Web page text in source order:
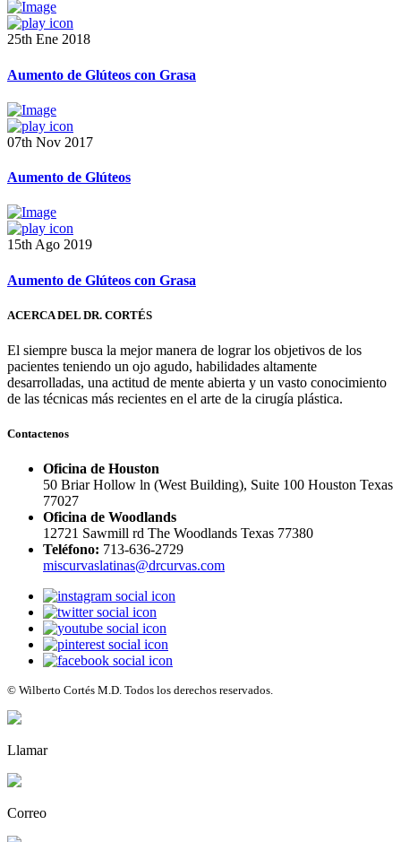
25th Ene 2018
Aumento de Glúteos con Grasa
07th Nov 2017
Aumento de Glúteos
15th Ago 2019
Aumento de Glúteos con Grasa
ACERCA DEL DR. CORTÉS
El siempre busca la mejor manera de lograr los objetivos de los
pacientes teniendo un ojo agudo, habilidades altamente
desarrolladas, una actitud de mente abierta y un vasto conocimiento
de las técnicas más recientes en el arte de la cirugía plástica.
Contactenos
Oficina de Houston
50 Briar Hollow ln (West Building), Suite 100 Houston Texas
77027
Oficina de Woodlands
12721 Sawmill rd The Woodlands Texas 77380
Teléfono: 713-636-2729
miscurvaslatinas@drcurvas.com
© Wilberto Cortés M.D. Todos los derechos reservados.
Llamar
Correo